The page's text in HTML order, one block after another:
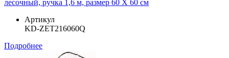
лесочный, ручка 1,6 м, размер 60 Х 60 см
Артикул
KD-ZET216060Q
Подробнее